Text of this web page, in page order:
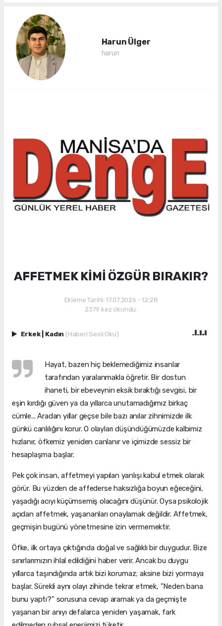
Harun Ülger
harun
AFFETMEK KİMİ ÖZGÜR BIRAKIR?
Ekleme Tarihi: 17.07.2026 - 12:28
2379 kez okundu.
Erkek Kadın (Haberi Sesli Oku)
Hayat, bazen hiç beklemediğimiz insanlar
tarafından yaralanmakla öğretir. Bir dostun
ihaneti, bir ebeveynin eksik bıraktığı sevgisi, bir
eşin kırdığı güven ya da yıllarca unutamadığımız birkaç
cümle... Aradan yıllar geçse bile bazı anılar zihnimizde ilk
günkü canlılığını korur. O olayları düşündüğümüzde kalbimiz
hızlanır, öfkemiz yeniden canlanır ve içimizde sessiz bir
hesaplaşma başlar.
Pek çok insan, affetmeyi yapılan yanlışı kabul etmek olarak
görür. Bu yüzden de affederse haksızlığa boyun eğeceğini,
yaşadığı acıyı küçümsemiş olacağını düşünür. Oysa psikolojik
açıdan affetmek, yaşananları onaylamak değildir. Affetmek,
geçmişin bugünü yönetmesine izin vermemektir.
Öfke, ilk ortaya çıktığında doğal ve sağlıklı bir duygudur. Bize
sınırlarımızın ihlal edildiğini haber verir. Ancak bu duygu
yıllarca taşındığında artık bizi korumaz; aksine bizi yormaya
başlar. Sürekli aynı olayı zihinde tekrar etmek, "Neden bana
bunu yaptı?" sorusuna cevap aramak ya da geçmişte
yaşanan bir anıyı defalarca yeniden yaşamak, fark